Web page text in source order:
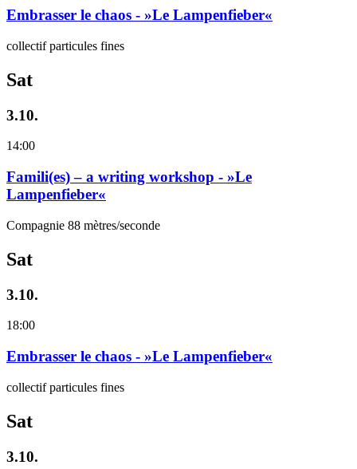
Embrasser le chaos - »Le Lampenfieber«
collectif particules fines
Sat
3.10.
14:00
Famili(es) – a writing workshop - »Le
Lampenfieber«
Compagnie 88 mètres/seconde
Sat
3.10.
18:00
Embrasser le chaos - »Le Lampenfieber«
collectif particules fines
Sat
3.10.